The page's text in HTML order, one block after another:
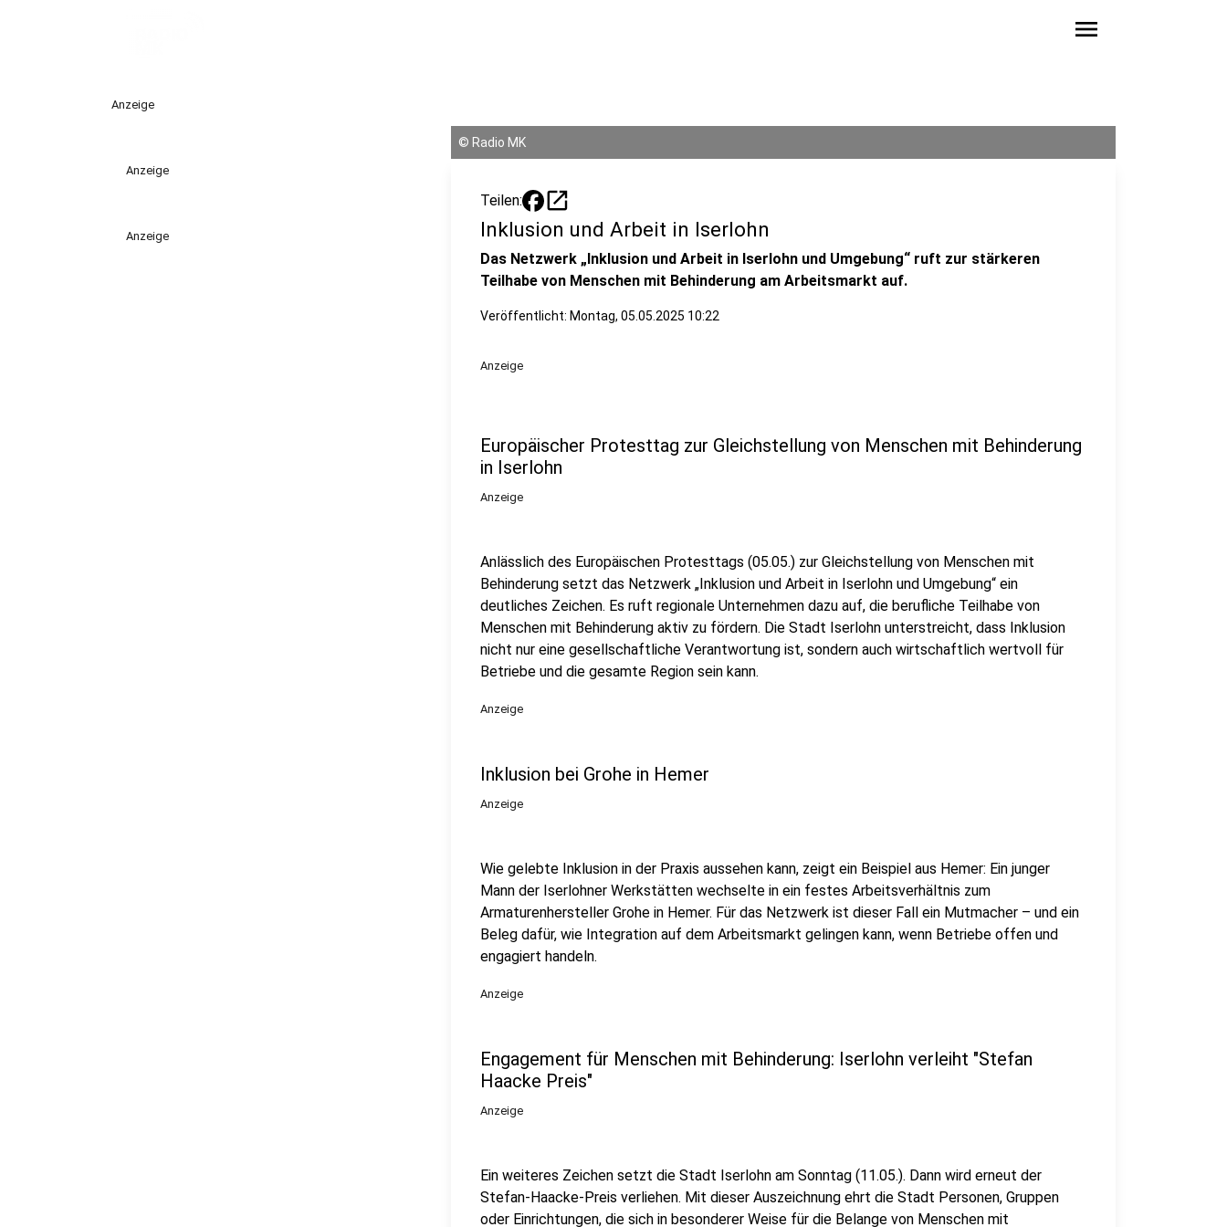
menu
Anzeige
Anzeige
Anzeige
© Radio MK
Teilen: open_in_new
Inklusion und Arbeit in Iserlohn
Das Netzwerk „Inklusion und Arbeit in Iserlohn und Umgebung“ ruft zur stärkeren
Teilhabe von Menschen mit Behinderung am Arbeitsmarkt auf.
Veröffentlicht: Montag, 05.05.2025 10:22
Anzeige
Europäischer Protesttag zur Gleichstellung von Menschen mit Behinderung
in Iserlohn
Anzeige
Anlässlich des Europäischen Protesttags (05.05.) zur Gleichstellung von Menschen mit
Behinderung setzt das Netzwerk „Inklusion und Arbeit in Iserlohn und Umgebung“ ein
deutliches Zeichen. Es ruft regionale Unternehmen dazu auf, die berufliche Teilhabe von
Menschen mit Behinderung aktiv zu fördern. Die Stadt Iserlohn unterstreicht, dass Inklusion
nicht nur eine gesellschaftliche Verantwortung ist, sondern auch wirtschaftlich wertvoll für
Betriebe und die gesamte Region sein kann.
Anzeige
Inklusion bei Grohe in Hemer
Anzeige
Wie gelebte Inklusion in der Praxis aussehen kann, zeigt ein Beispiel aus Hemer: Ein junger
Mann der Iserlohner Werkstätten wechselte in ein festes Arbeitsverhältnis zum
Armaturenhersteller Grohe in Hemer. Für das Netzwerk ist dieser Fall ein Mutmacher – und ein
Beleg dafür, wie Integration auf dem Arbeitsmarkt gelingen kann, wenn Betriebe offen und
engagiert handeln.
Anzeige
Engagement für Menschen mit Behinderung: Iserlohn verleiht "Stefan
Haacke Preis"
Anzeige
Ein weiteres Zeichen setzt die Stadt Iserlohn am Sonntag (11.05.). Dann wird erneut der
Stefan-Haacke-Preis verliehen. Mit dieser Auszeichnung ehrt die Stadt Personen, Gruppen
oder Einrichtungen, die sich in besonderer Weise für die Belange von Menschen mit